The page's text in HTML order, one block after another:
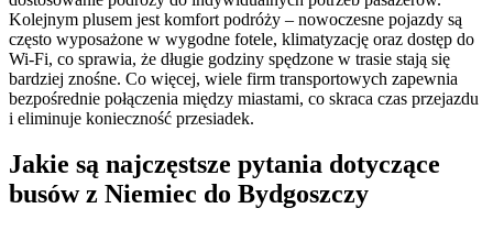
Kolejnym plusem jest komfort podróży – nowoczesne pojazdy są
często wyposażone w wygodne fotele, klimatyzację oraz dostęp do
Wi-Fi, co sprawia, że długie godziny spędzone w trasie stają się
bardziej znośne. Co więcej, wiele firm transportowych zapewnia
bezpośrednie połączenia między miastami, co skraca czas przejazdu
i eliminuje konieczność przesiadek.
Jakie są najczęstsze pytania dotyczące
busów z Niemiec do Bydgoszczy